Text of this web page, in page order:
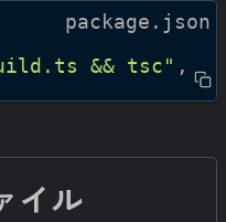
package.json
&& tsc" ,
イル